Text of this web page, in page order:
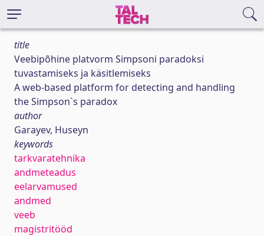
title
Veebipõhine platvorm Simpsoni paradoksi
tuvastamiseks ja käsitlemiseks
A web-based platform for detecting and handling
the Simpson`s paradox
author
Garayev, Huseyn
keywords
tarkvaratehnika
andmeteadus
eelarvamused
andmed
veeb
magistritööd